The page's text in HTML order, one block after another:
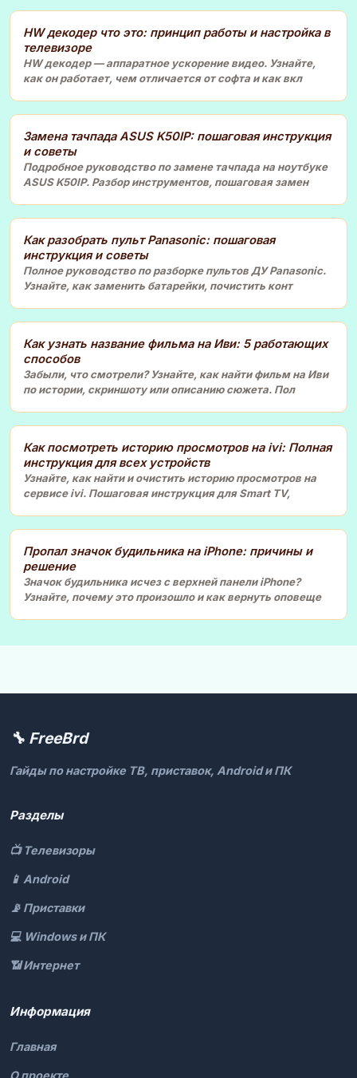
HW декодер что это: принцип работы и настройка в
телевизоре
HW декодер — аппаратное ускорение видео. Узнайте,
как он работает, чем отличается от софта и как вкл
Замена тачпада ASUS K50IP: пошаговая инструкция
и советы
Подробное руководство по замене тачпада на ноутбуке
ASUS K50IP. Разбор инструментов, пошаговая замен
Как разобрать пульт Panasonic: пошаговая
инструкция и советы
Полное руководство по разборке пультов ДУ Panasonic.
Узнайте, как заменить батарейки, почистить конт
Как узнать название фильма на Иви: 5 работающих
способов
Забыли, что смотрели? Узнайте, как найти фильм на Иви
по истории, скриншоту или описанию сюжета. Пол
Как посмотреть историю просмотров на ivi: Полная
инструкция для всех устройств
Узнайте, как найти и очистить историю просмотров на
сервисе ivi. Пошаговая инструкция для Smart TV,
Пропал значок будильника на iPhone: причины и
решение
Значок будильника исчез с верхней панели iPhone?
Узнайте, почему это произошло и как вернуть оповеще
🔧 FreeBrd
Гайды по настройке ТВ, приставок, Android и ПК
Разделы
📺 Телевизоры
📱 Android
📡 Приставки
💻 Windows и ПК
📶 Интернет
Информация
Главная